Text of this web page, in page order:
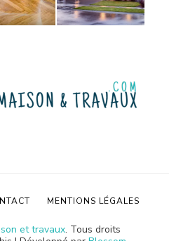
et travaux. Tous droits
MENTIONS LÉGALES